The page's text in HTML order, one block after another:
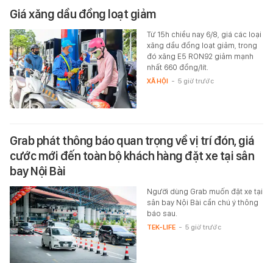
Giá xăng dầu đồng loạt giảm
Từ 15h chiều nay 6/8, giá các loại
xăng dầu đồng loạt giảm, trong
đó xăng E5 RON92 giảm mạnh
nhất 660 đồng/lít.
XÃ HỘI - 5 giờ trước
Grab phát thông báo quan trọng về vị trí đón, giá
cước mới đến toàn bộ khách hàng đặt xe tại sân
bay Nội Bài
Người dùng Grab muốn đặt xe tại
sân bay Nội Bài cần chú ý thông
báo sau.
TEK-LIFE - 5 giờ trước